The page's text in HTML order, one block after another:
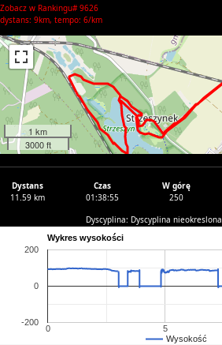
Zobacz w Rankingu# 9626
dystans: 9km, tempo: 6/km
1 km
3000 ft
Dystans
11.59 km
Czas
01:38:55
W górę
250
Dyscyplina: Dyscyplina nieokreslona
Wykres wysokości
Wysokość
0 5
-200
0
200